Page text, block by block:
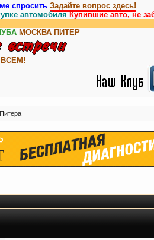
спросить Задайте вопрос здесь!
автомобиляКупившие авто, не
МОСКВА ПИТЕР
ВСЕМ!